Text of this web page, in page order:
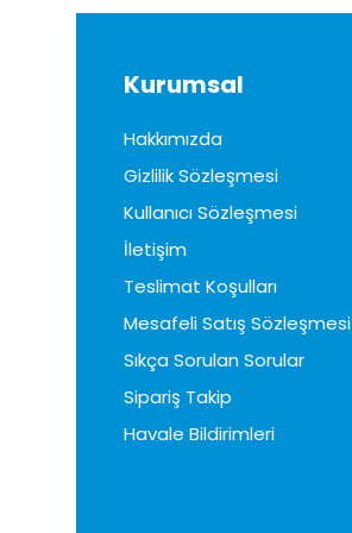
Kurumsal
Hakkımızda
Gizlilik Sözleşmesi
Kullanıcı Sözleşmesi
İletişim
Teslimat Koşulları
Mesafeli Satış Sözleşmesi
Sıkça Sorulan Sorular
Sipariş Takip
Havale Bildirimleri